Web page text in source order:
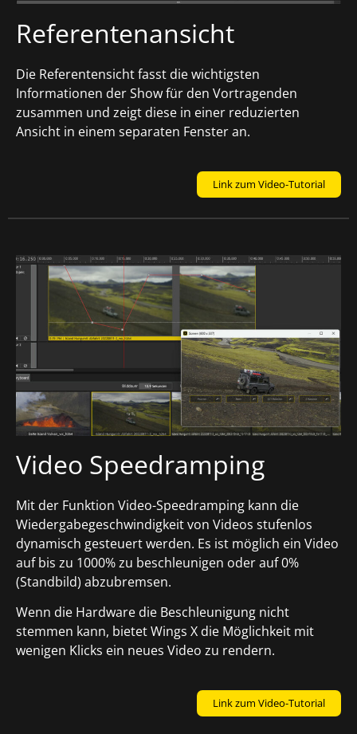
Referentenansicht
Die Referentensicht fasst die wichtigsten
Informationen der Show für den Vortragenden
zusammen und zeigt diese in einer reduzierten
Ansicht in einem separaten Fenster an.
Link zum Video-Tutorial
Video Speedramping
Mit der Funktion Video-Speedramping kann die
Wiedergabegeschwindigkeit von Videos stufenlos
dynamisch gesteuert werden. Es ist möglich ein Video
auf bis zu 1000% zu beschleunigen oder auf 0%
(Standbild) abzubremsen.
Wenn die Hardware die Beschleunigung nicht
stemmen kann, bietet Wings X die Möglichkeit mit
wenigen Klicks ein neues Video zu rendern.
Link zum Video-Tutorial